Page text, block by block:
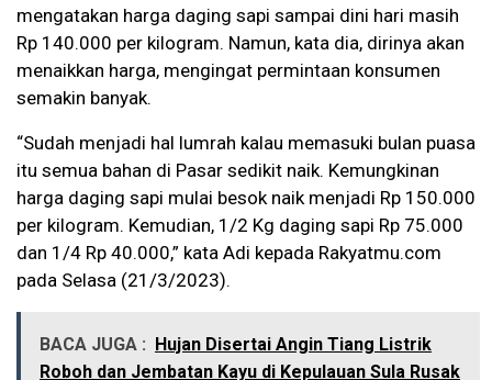
mengatakan harga daging sapi sampai dini hari masih
Rp 140.000 per kilogram. Namun, kata dia, dirinya akan
menaikkan harga, mengingat permintaan konsumen
semakin banyak.
“Sudah menjadi hal lumrah kalau memasuki bulan puasa
itu semua bahan di Pasar sedikit naik. Kemungkinan
harga daging sapi mulai besok naik menjadi Rp 150.000
per kilogram. Kemudian, 1/2 Kg daging sapi Rp 75.000
dan 1/4 Rp 40.000,” kata Adi kepada Rakyatmu.com
pada Selasa (21/3/2023).
BACA JUGA : Hujan Disertai Angin Tiang Listrik
Roboh dan Jembatan Kayu di Kepulauan Sula Rusak